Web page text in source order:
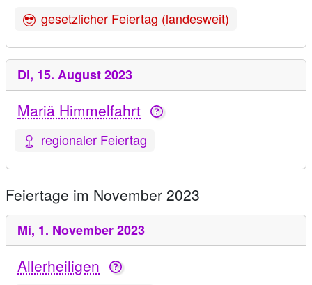
gesetzlicher Feiertag (landesweit)
Di, 15. August 2023
Mariä Himmelfahrt
regionaler Feiertag
Feiertage im November 2023
Mi, 1. November 2023
Allerheiligen